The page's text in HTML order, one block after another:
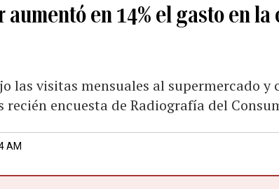
aumentó en 14% el gasto en la
las visitas mensuales al supermercado y
recién encuesta de Radiografía del
AM